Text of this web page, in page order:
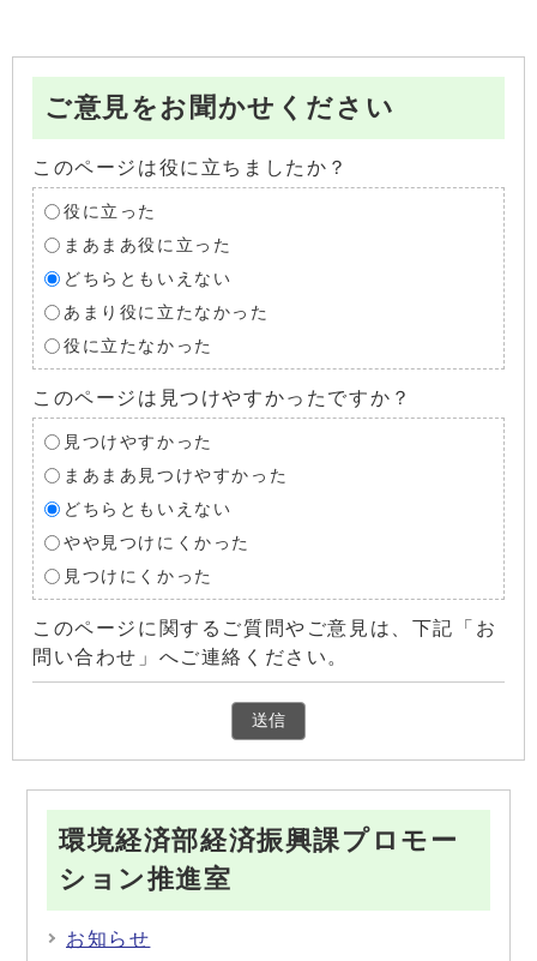
ご意見をお聞かせください
このページは役に立ちましたか？
役に立った
まあまあ役に立った
どちらともいえない
あまり役に立たなかった
役に立たなかった
このページは見つけやすかったですか？
見つけやすかった
まあまあ見つけやすかった
どちらともいえない
やや見つけにくかった
見つけにくかった
このページに関するご質問やご意見は、下記「お
問い合わせ」へご連絡ください。
環境経済部経済振興課プロモー
ション推進室
お知らせ